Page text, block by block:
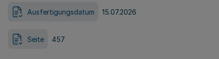
Ausfertigungsdatum 15.07.2026
Seite 457